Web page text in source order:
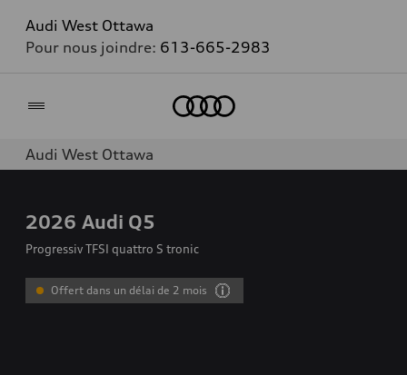
Audi West Ottawa
Pour nous joindre: 613-665-2983
Audi West Ottawa
2026 Audi Q5
Progressiv TFSI quattro S tronic
Offert dans un délai de 2 mois